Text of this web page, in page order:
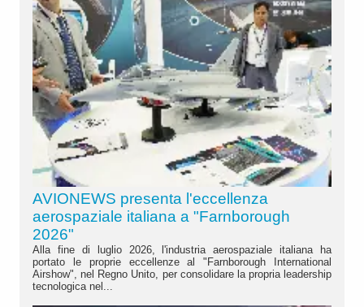
AVIONEWS presenta l'eccellenza
aerospaziale italiana a "Farnborough
2026"
Alla fine di luglio 2026, l'industria aerospaziale italiana ha
portato le proprie eccellenze al "Farnborough International
Airshow", nel Regno Unito, per consolidare la propria leadership
tecnologica nel...